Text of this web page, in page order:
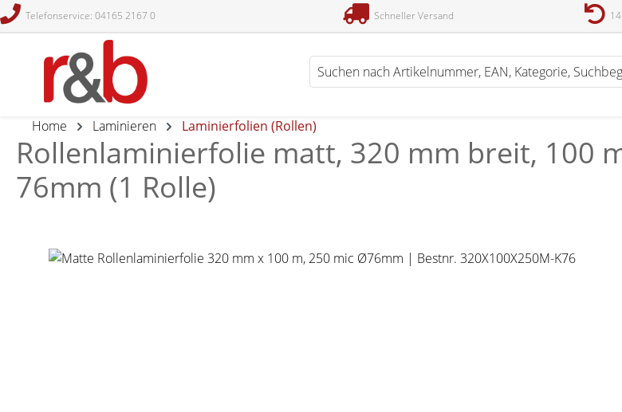
Zur Suche springen
Telefonservice: 04165 2167 0 Schneller Versand 14
Home Laminieren Laminierfolien (Rollen)
Rollenlaminierfolie matt, 320 mm breit, 100
76mm (1 Rolle)
Bildergalerie überspringen